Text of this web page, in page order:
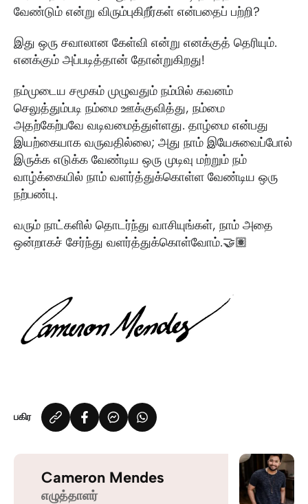
வேண்டும் என்று விரும்புகிறீர்கள் என்பதைப் பற்றி?
இது ஒரு சவாலான கேள்வி என்று எனக்குத் தெரியும்.
எனக்கும் அப்படித்தான் தோன்றுகிறது!
நம்முடைய சமூகம் முழுவதும் நம்மில் கவனம்
செலுத்தும்படி நம்மை ஊக்குவித்து, நம்மை
அதற்கேற்பவே வடிவமைத்துள்ளது. தாழ்மை என்பது
இயற்கையாக வருவதில்லை; அது நாம் இயேசுவைப்போல்
இருக்க எடுக்க வேண்டிய ஒரு முடிவு மற்றும் நம்
வாழ்க்கையில் நாம் வளர்த்துக்கொள்ள வேண்டிய ஒரு
நற்பண்பு.
வரும் நாட்களில் தொடர்ந்து வாசியுங்கள், நாம் அதை
ஒன்றாகச் சேர்ந்து வளர்த்துக்கொள்வோம்.🤝🏽
பகிர
Cameron Mendes
எழுத்தாளர்